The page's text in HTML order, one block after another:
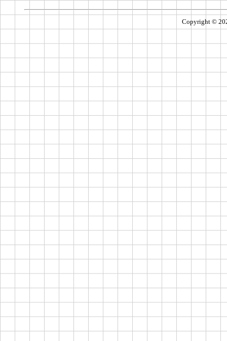
Copyright ©